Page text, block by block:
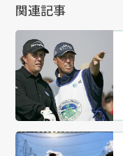
関連記事